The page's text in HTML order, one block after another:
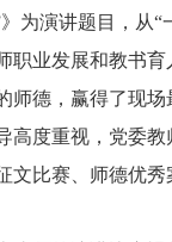
为演讲题目，从“
职业发展和教书
师德，赢得了现场
高度重视，党委
文比赛、师德优